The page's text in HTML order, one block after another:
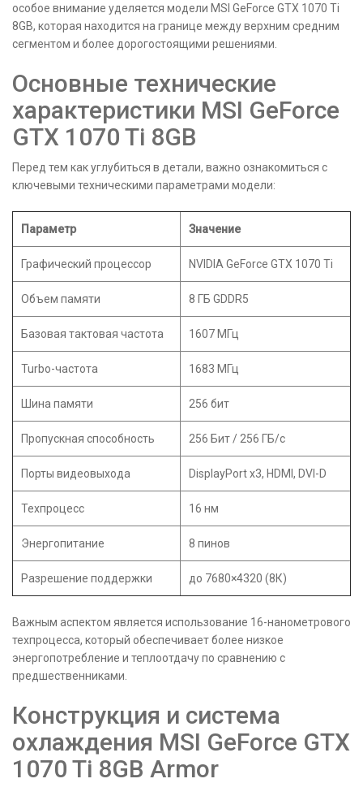
особое внимание уделяется модели MSI GeForce GTX 1070 Ti
8GB, которая находится на границе между верхним средним
сегментом и более дорогостоящими решениями.
Основные технические
характеристики MSI GeForce
GTX 1070 Ti 8GB
Перед тем как углубиться в детали, важно ознакомиться с
ключевыми техническими параметрами модели:
Параметр Значение
Графический процессор NVIDIA GeForce GTX 1070 Ti
Объем памяти 8 ГБ GDDR5
Базовая тактовая частота 1607 МГц
Turbo-частота 1683 МГц
Шина памяти 256 бит
Пропускная способность 256 Бит / 256 ГБ/с
Порты видеовыхода DisplayPort x3, HDMI, DVI-D
Техпроцесс 16 нм
Энергопитание 8 пинов
Разрешение поддержки до 7680×4320 (8К)
Важным аспектом является использование 16-нанометрового
техпроцесса, который обеспечивает более низкое
энергопотребление и теплоотдачу по сравнению с
предшественниками.
Конструкция и система
охлаждения MSI GeForce GTX
1070 Ti 8GB Armor